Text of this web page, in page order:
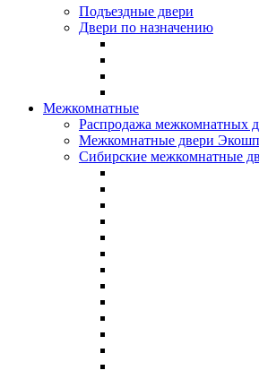
Подъездные двери
Двери по назначению
Межкомнатные
Распродажа межкомнатных
Межкомнатные двери
Сибирские межкомнатные